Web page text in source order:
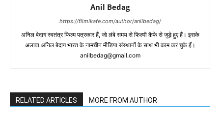
Anil Bedag
https://filmikafe.com/author/anilbedag/
अनिल बेदाग स्‍वतंत्र फिल्‍म पत्रकार हैं, जो लंबे समय से फिल्‍मी कैफे से जुड़े हुए हैं। इसके
अलावा अनिल बेदाग भारत के नामचीन मीडिया संस्‍थानों के साथ भी काम कर चुके हैं।
anilbedag@gmail.com
RELATED ARTICLES MORE FROM AUTHOR